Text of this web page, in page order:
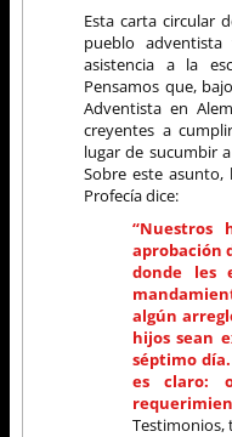
Esta carta circular
pueblo
asistencia a la
Pensamos que,
Adventista en
creyentes a
lugar de sucumbir
Sobre este asunto,
Profecía dice:
“Nuestros
aprobación
donde les
algún
hijos sean
séptimo
es claro:
Testimonios,